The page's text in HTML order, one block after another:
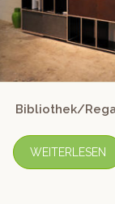
Bibliothek/
WEITERLESEN